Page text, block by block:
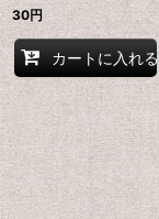
30円
カートに入れる